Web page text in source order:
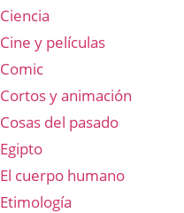
Ciencia
Cine y películas
Comic
Cortos y animación
Cosas del pasado
Egipto
El cuerpo humano
Etimología